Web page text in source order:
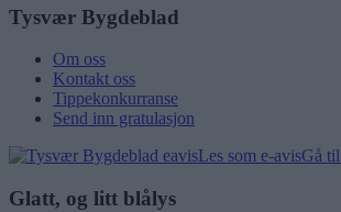
Tysvær Bygdeblad
Om oss
Kontakt oss
Tippekonkurranse
Send inn gratulasjon
Les som e-avisGå
Glatt, og litt blålys